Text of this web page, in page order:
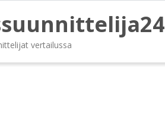
vertailussa